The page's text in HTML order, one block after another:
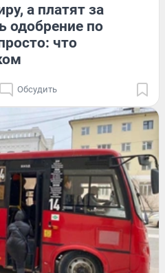
а платят за
одобрение по
что
Обсудить